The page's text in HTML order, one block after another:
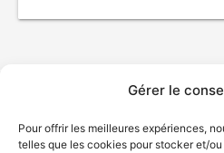
Gérer le
Pour offrir les meilleures expériences,
telles que les cookies pour stocker et/